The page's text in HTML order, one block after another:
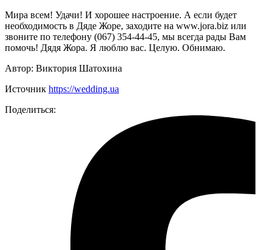
Мира всем! Удачи! И хорошее настроение. А если будет
необходимость в Дяде Жоре, заходите на www.jora.biz или
звоните по телефону (067) 354-44-45, мы всегда рады Вам
помочь! Дядя Жора. Я люблю вас. Целую. Обнимаю.
Автор: Виктория Шатохина
Источник https://wedding.ua
Поделиться: